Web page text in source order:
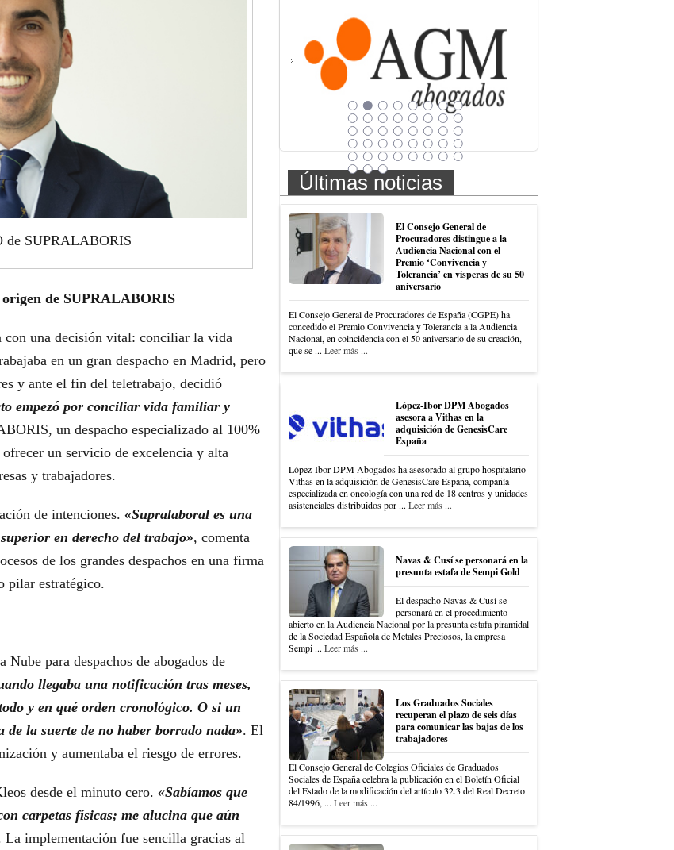
de SUPRALABORIS
de SUPRALABORIS
una decisión vital: conciliar la vida
en un gran despacho en Madrid, pero
y ante el fin del teletrabajo, decidió
empezó por conciliar vida familiar y
un despacho especializado al 100%
un servicio de excelencia y alta
y trabajadores.
de intenciones. «Supralaboral es una
en derecho del trabajo», comenta
de los grandes despachos en una firma
pilar estratégico.
para despachos de abogados de
llegaba una notificación tras meses,
y en qué orden cronológico. O si un
la suerte de no haber borrado nada». El
y aumentaba el riesgo de errores.
desde el minuto cero. «Sabíamos que
carpetas físicas; me alucina que aún
La implementación fue sencilla gracias al
Últimas noticias
El Consejo General de
Procuradores distingue a la
Audiencia Nacional con el
Premio ‘Convivencia y
Tolerancia’ en vísperas de su 50
aniversario
El Consejo General de Procuradores de España (CGPE) ha
concedido el Premio Convivencia y Tolerancia a la Audiencia
Nacional, en coincidencia con el 50 aniversario de su creación,
que se ... Leer más ...
López-Ibor DPM Abogados
asesora a Vithas en la
adquisición de GenesisCare
España
López-Ibor DPM Abogados ha asesorado al grupo hospitalario
Vithas en la adquisición de GenesisCare España, compañía
especializada en oncología con una red de 18 centros y unidades
asistenciales distribuidos por ... Leer más ...
Navas & Cusí se personará en la
presunta estafa de Sempi Gold
El despacho Navas & Cusí se
personará en el procedimiento
abierto en la Audiencia Nacional por la presunta estafa piramidal
de la Sociedad Española de Metales Preciosos, la empresa
Sempi ... Leer más ...
Los Graduados Sociales
recuperan el plazo de seis días
para comunicar las bajas de los
trabajadores
El Consejo General de Colegios Oficiales de Graduados
Sociales de España celebra la publicación en el Boletín Oficial
del Estado de la modificación del artículo 32.3 del Real Decreto
84/1996, ... Leer más ...